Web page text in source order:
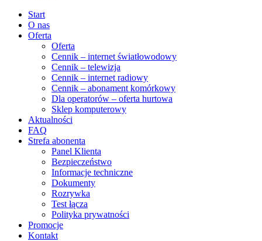
Start
O nas
Oferta
Oferta
Cennik – internet światłowodowy
Cennik – telewizja
Cennik – internet radiowy
Cennik – abonament komórkowy
Dla operatorów – oferta hurtowa
Sklep komputerowy
Aktualności
FAQ
Strefa abonenta
Panel Klienta
Bezpieczeństwo
Informacje techniczne
Dokumenty
Rozrywka
Test łącza
Polityka prywatności
Promocje
Kontakt